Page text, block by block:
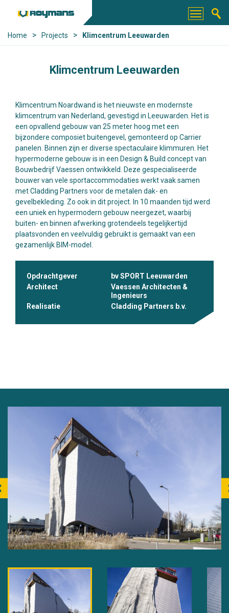
Home > Projects > Klimcentrum Leeuwarden
Klimcentrum Leeuwarden
Klimcentrum Noardwand is het nieuwste en modernste
klimcentrum van Nederland, gevestigd in Leeuwarden. Het is
een opvallend gebouw van 25 meter hoog met een
bijzondere composiet buitengevel, gemonteerd op Carrier
panelen. Binnen zijn er diverse spectaculaire klimmuren. Het
hypermoderne gebouw is in een Design & Build concept van
Bouwbedrijf Vaessen ontwikkeld. Deze gespecialiseerde
bouwer van vele sportaccommodaties werkt vaak samen
met Cladding Partners voor de metalen dak- en
gevelbekleding. Zo ook in dit project. In 10 maanden tijd werd
een uniek en hypermodern gebouw neergezet, waarbij
buiten- en binnen afwerking grotendeels tegelijkertijd
plaatsvonden en veelvuldig gebruikt is gemaakt van een
gezamenlijk BIM-model.
Opdrachtgever
bv SPORT Leeuwarden
Architect
Vaessen Architecten &
Ingenieurs
Realisatie
Cladding Partners b.v.